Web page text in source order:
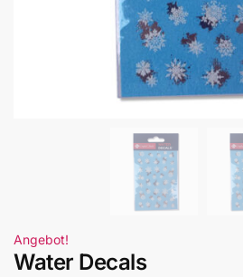
Angebot!
Water Decals